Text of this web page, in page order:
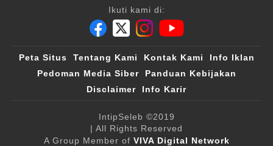
Ikuti kami di:
Peta Situs Tentang Kami Kontak Kami
Info Iklan
Pedoman Media Siber
Panduan Kebijakan
Disclaimer
Info Karir
IntipSeleb ©2019
| All Rights Reserved
A Group Member of VIVA Digital Network